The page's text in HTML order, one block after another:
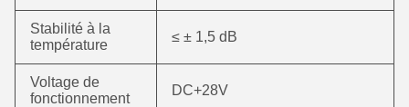
Stabilité à la
température
≤ ± 1,5 dB
Voltage de
fonctionnement
DC+28V